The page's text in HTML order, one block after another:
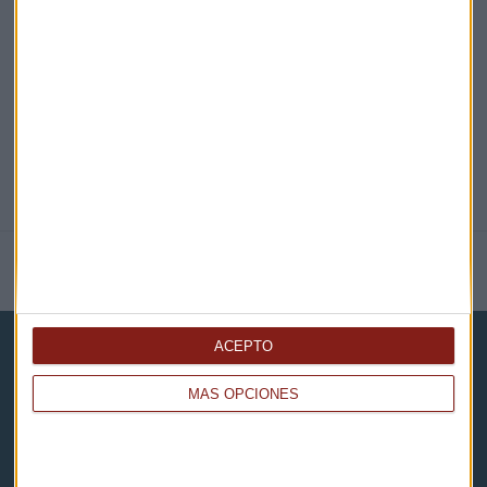
MÁS OPCIONES
ACEPTO
NOTICIAS RELACIONADAS